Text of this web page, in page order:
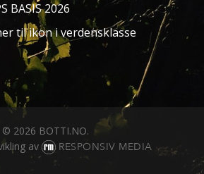
BASIS 2026
til ikon i verdensklasse
© 2026 BOTTI.NO.
av
RESPONSIV MEDIA